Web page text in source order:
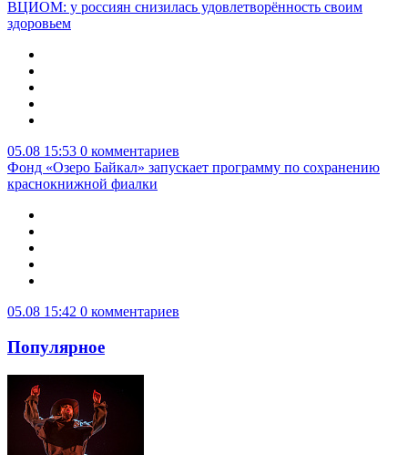
ВЦИОМ: у россиян снизилась удовлетворённость своим
здоровьем
05.08 15:53 0 комментариев
Фонд «Озеро Байкал» запускает программу по сохранению
краснокнижной фиалки
05.08 15:42 0 комментариев
Популярное